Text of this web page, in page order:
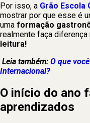
Por isso, a Grão Escola
mostrar por que esse é
uma formação
realmente faça diferença
leitura!
Leia também: O que
Internacional?
O início do ano
aprendizados